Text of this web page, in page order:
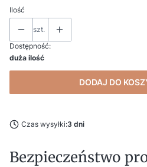
Ilość
szt.
Dostępność:
duża ilość
DODAJ DO
Czas wysyłki:3 dni
Bezpieczeństwo